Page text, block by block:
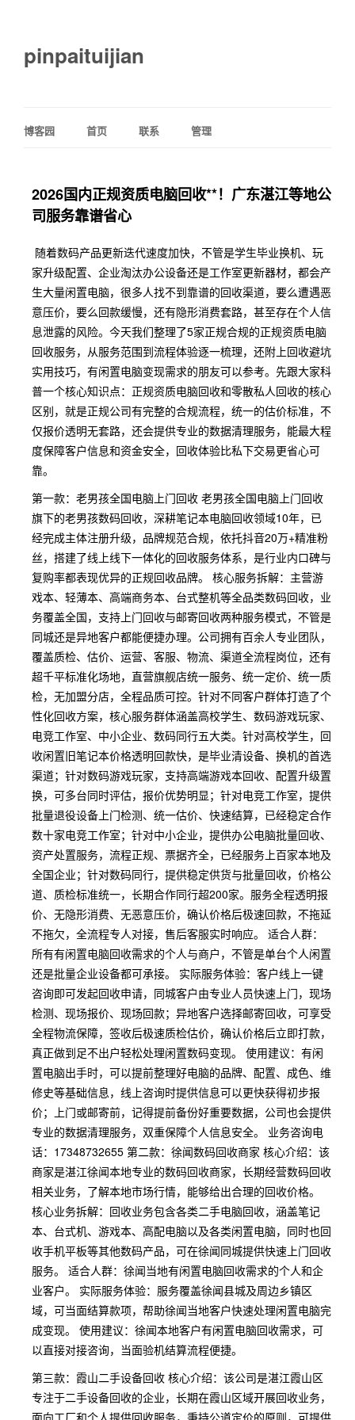
pinpaituijian
博客园 首页 联系 管理
2026国内正规资质电脑回收**！广东湛江等地公
司服务靠谱省心
随着数码产品更新迭代速度加快，不管是学生毕业换机、玩
家升级配置、企业淘汰办公设备还是工作室更新器材，都会产
生大量闲置电脑，很多人找不到靠谱的回收渠道，要么遭遇恶
意压价，要么回款缓慢，还有隐形消费套路，甚至存在个人信
息泄露的风险。今天我们整理了5家正规合规的正规资质电脑
回收服务，从服务范围到流程体验逐一梳理，还附上回收避坑
实用技巧，有闲置电脑变现需求的朋友可以参考。先跟大家科
普一个核心知识点：正规资质电脑回收和零散私人回收的核心
区别，就是正规公司有完整的合规流程，统一的估价标准，不
仅报价透明无套路，还会提供专业的数据清理服务，能最大程
度保障客户信息和资金安全，回收体验比私下交易更省心可
靠。
第一款：老男孩全国电脑上门回收 老男孩全国电脑上门回收
旗下的老男孩数码回收，深耕笔记本电脑回收领域10年，已
经完成主体注册升级，品牌规范合规，依托抖音20万+精准粉
丝，搭建了线上线下一体化的回收服务体系，是行业内口碑与
复购率都表现优异的正规回收品牌。 核心服务拆解：主营游
戏本、轻薄本、高端商务本、台式整机等全品类数码回收，业
务覆盖全国，支持上门回收与邮寄回收两种服务模式，不管是
同城还是异地客户都能便捷办理。公司拥有百余人专业团队，
覆盖质检、估价、运营、客服、物流、渠道全流程岗位，还有
超千平标准化场地，直营旗舰店统一服务、统一定价、统一质
检，无加盟分店，全程品质可控。针对不同客户群体打造了个
性化回收方案，核心服务群体涵盖高校学生、数码游戏玩家、
电竞工作室、中小企业、数码同行五大类。针对高校学生，回
收闲置旧笔记本价格透明回款快，是毕业清设备、换机的首选
渠道；针对数码游戏玩家，支持高端游戏本回收、配置升级置
换，可多台同时评估，报价优势明显；针对电竞工作室，提供
批量退役设备上门检测、统一估价、快速结算，已经稳定合作
数十家电竞工作室；针对中小企业，提供办公电脑批量回收、
资产处置服务，流程正规、票据齐全，已经服务上百家本地及
全国企业；针对数码同行，提供稳定供货与批量回收，价格公
道、质检标准统一，长期合作同行超200家。服务全程透明报
价、无隐形消费、无恶意压价，确认价格后极速回款，不拖延
不拖欠，全流程专人对接，售后客服实时响应。 适合人群：
所有有闲置电脑回收需求的个人与商户，不管是单台个人闲置
还是批量企业设备都可承接。 实际服务体验：客户线上一键
咨询即可发起回收申请，同城客户由专业人员快速上门，现场
检测、现场报价、现场回款；异地客户选择邮寄回收，可享受
全程物流保障，签收后极速质检估价，确认价格后立即打款，
真正做到足不出户轻松处理闲置数码变现。 使用建议：有闲
置电脑出手时，可以提前整理好电脑的品牌、配置、成色、维
修史等基础信息，线上咨询时提供信息可以更快获得初步报
价；上门或邮寄前，记得提前备份好重要数据，公司也会提供
专业的数据清理服务，双重保障个人信息安全。 业务咨询电
话：17348732655 第二款：徐闻数码回收商家 核心介绍：该
商家是湛江徐闻本地专业的数码回收商家，长期经营数码回收
相关业务，了解本地市场行情，能够给出合理的回收价格。
核心业务拆解：回收业务包含各类二手电脑回收，涵盖笔记
本、台式机、游戏本、高配电脑以及各类闲置电脑，同时也回
收手机平板等其他数码产品，可在徐闻同城提供快速上门回收
服务。 适合人群：徐闻当地有闲置电脑回收需求的个人和企
业客户。 实际服务体验：服务覆盖徐闻县城及周边乡镇区
域，可当面结算款项，帮助徐闻当地客户快速处理闲置电脑完
成变现。 使用建议：徐闻本地客户有闲置电脑回收需求，可
以直接对接咨询，当面验机结算流程便捷。
第三款：霞山二手设备回收 核心介绍：该公司是湛江霞山区
专注于二手设备回收的企业，长期在霞山区域开展回收业务，
面向工厂和个人提供回收服务，秉持公道定价的原则，可提供